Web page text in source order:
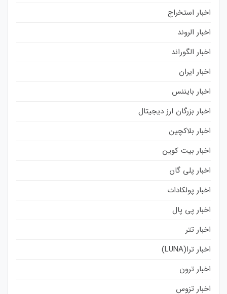
اخبار استخراج
اخبار الروند
اخبار الگوراند
اخبار ایران
اخبار بایننس
اخبار بزرگان ارز دیجیتال
اخبار بلاکچین
اخبار بیت کوین
اخبار پلی گان
اخبار پولکادات
اخبار پی پال
اخبار تتر
اخبار ترا(LUNA)
اخبار ترون
اخبار تزوس